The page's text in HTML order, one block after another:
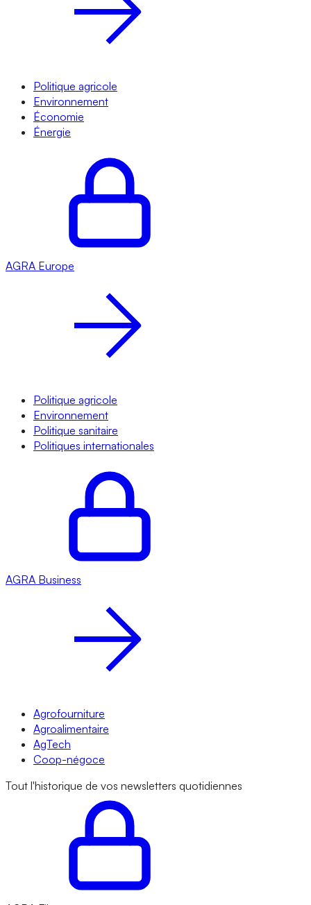
Politique agricole
Environnement
Économie
Énergie
AGRA Europe
Politique agricole
Environnement
Politique sanitaire
Politiques internationales
AGRA Business
Agrofourniture
Agroalimentaire
AgTech
Coop-négoce
Tout l'historique de vos newsletters quotidiennes